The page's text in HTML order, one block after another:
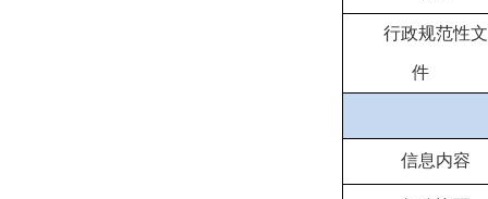
行政规范性文
件
信息内容